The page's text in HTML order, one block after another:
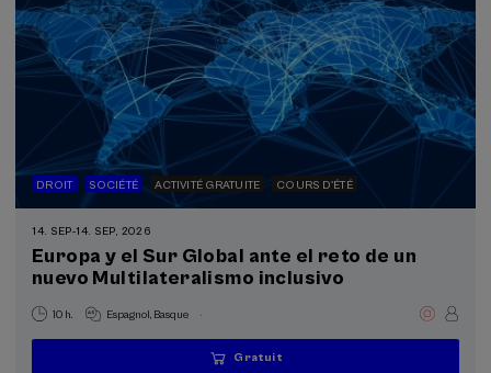
DROIT SOCIÉTÉ ACTIVITÉ GRATUITE COURS D'ÉTÉ
14. SEP-14. SEP, 2026
Europa y el Sur Global ante el reto de un
nuevo Multilateralismo inclusivo
10 h. Espagnol Basque .
...
Gratuit
Dernières
Gratuit
Date
Liste
Période